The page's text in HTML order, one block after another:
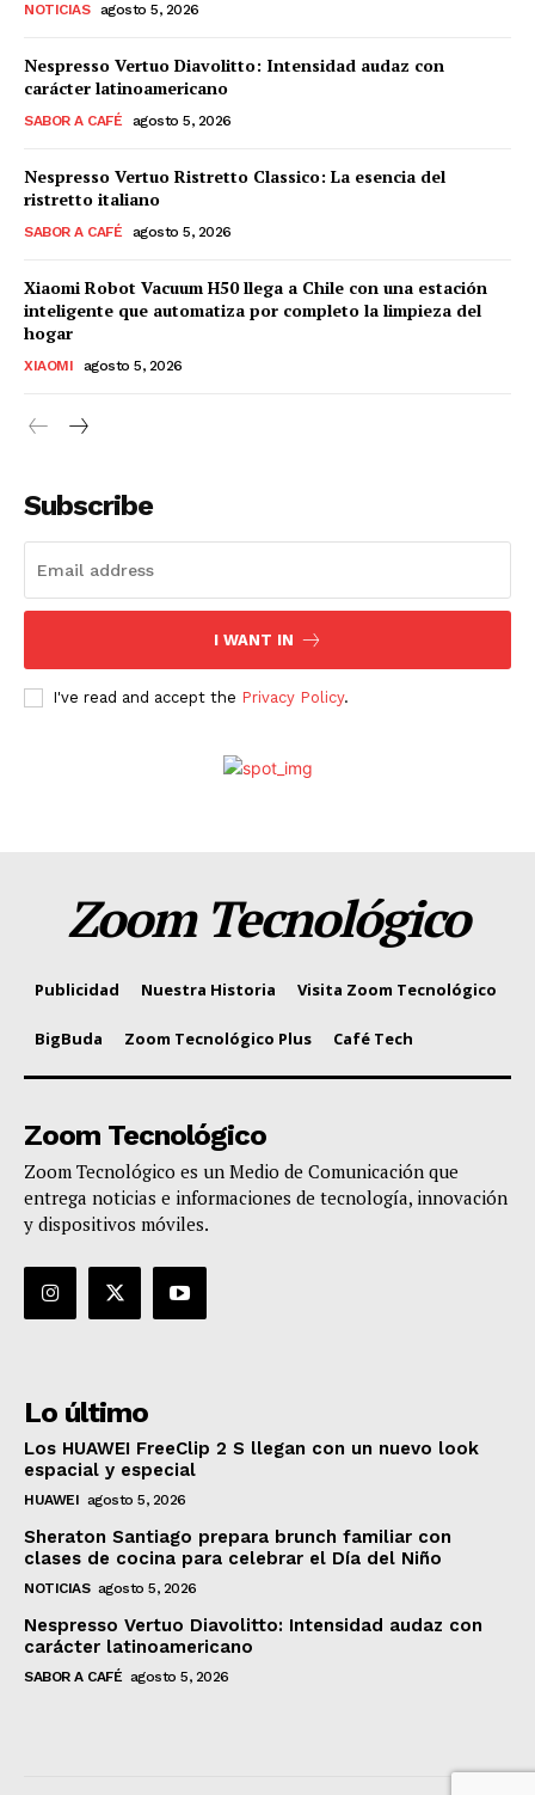
NOTICIAS agosto 5, 2026
Nespresso Vertuo Diavolitto: Intensidad audaz con
carácter latinoamericano
SABOR A CAFÉ agosto 5, 2026
Nespresso Vertuo Ristretto Classico: La esencia del
ristretto italiano
SABOR A CAFÉ agosto 5, 2026
Xiaomi Robot Vacuum H50 llega a Chile con una estación
inteligente que automatiza por completo la limpieza del
hogar
XIAOMI agosto 5, 2026
Subscribe
I WANT IN
I've read and accept the Privacy Policy.
Zoom Tecnológico
Publicidad Nuestra Historia Visita Zoom Tecnológico
BigBuda Zoom Tecnológico Plus Café Tech
Zoom Tecnológico
Zoom Tecnológico es un Medio de Comunicación que
entrega noticias e informaciones de tecnología, innovación
y dispositivos móviles.
Lo último
Los HUAWEI FreeClip 2 S llegan con un nuevo look
espacial y especial
HUAWEI agosto 5, 2026
Sheraton Santiago prepara brunch familiar con
clases de cocina para celebrar el Día del Niño
NOTICIAS agosto 5, 2026
Nespresso Vertuo Diavolitto: Intensidad audaz con
carácter latinoamericano
SABOR A CAFÉ agosto 5, 2026